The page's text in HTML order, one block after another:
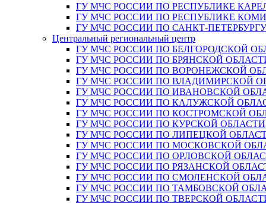
ГУ МЧС РОССИИ ПО РЕСПУБЛИКЕ
ГУ МЧС РОССИИ ПО РЕСПУБЛИКЕ КОМИ
ГУ МЧС РОССИИ ПО САНКТ-ПЕТЕРБУРГУ
Центральный региональный центр
ГУ МЧС РОССИИ ПО БЕЛГОРОДСКОЙ
ГУ МЧС РОССИИ ПО БРЯНСКОЙ
ГУ МЧС РОССИИ ПО ВОРОНЕЖСКОЙ
ГУ МЧС РОССИИ ПО ВЛАДИМИРСКОЙ
ГУ МЧС РОССИИ ПО ИВАНОВСКОЙ
ГУ МЧС РОССИИ ПО КАЛУЖСКОЙ
ГУ МЧС РОССИИ ПО КОСТРОМСКОЙ
ГУ МЧС РОССИИ ПО КУРСКОЙ ОБЛАСТИ
ГУ МЧС РОССИИ ПО ЛИПЕЦКОЙ
ГУ МЧС РОССИИ ПО МОСКОВСКОЙ
ГУ МЧС РОССИИ ПО ОРЛОВСКОЙ
ГУ МЧС РОССИИ ПО РЯЗАНСКОЙ
ГУ МЧС РОССИИ ПО СМОЛЕНСКОЙ
ГУ МЧС РОССИИ ПО ТАМБОВСКОЙ
ГУ МЧС РОССИИ ПО ТВЕРСКОЙ